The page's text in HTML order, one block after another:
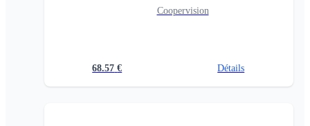
Coopervision
68.57 € Détails